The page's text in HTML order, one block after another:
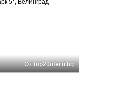
От top20oferti.bg